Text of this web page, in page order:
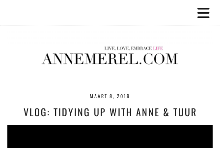
MAART 8, 2019
VLOG: TIDYING UP WITH ANNE & TUUR